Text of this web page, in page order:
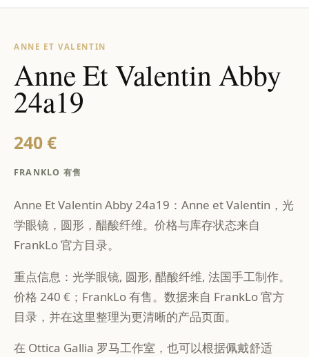
ANNE ET VALENTIN
Anne Et Valentin Abby
24a19
240 €
FRANKLO 有售
Anne Et Valentin Abby 24a19：Anne et Valentin，光
学眼镜，圆形，醋酸纤维。价格与库存状态来自
FrankLo 官方目录。
重点信息：光学眼镜, 圆形, 醋酸纤维, 法国手工制作。
价格 240 €；FrankLo 有售。数据来自 FrankLo 官方
目录，并在这里整理为更清晰的产品页面。
在 Ottica Gallia 罗马工作室，也可以根据佩戴舒适